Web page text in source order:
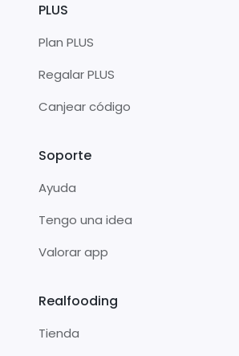
PLUS
Plan PLUS
Regalar PLUS
Canjear código
Soporte
Ayuda
Tengo una idea
Valorar app
Realfooding
Tienda